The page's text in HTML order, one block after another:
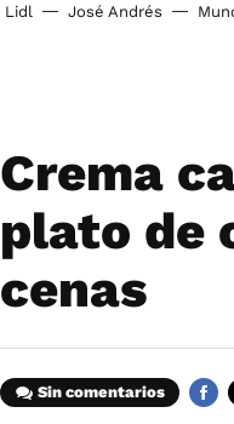
Lidl José Andrés
Crema
plato de
cenas
Sin comentarios